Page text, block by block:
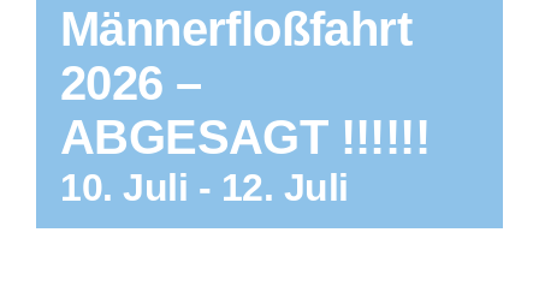
Männerfloßfahrt
2026 –
ABGESAGT !!!!!!
10. Juli - 12. Juli